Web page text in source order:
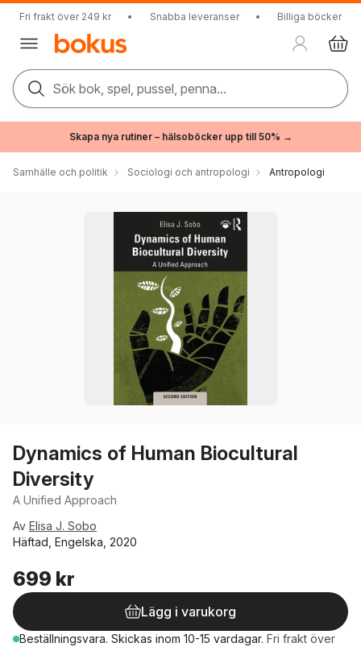
Fri frakt över 249 kr • Snabba leveranser • Billiga böcker
Sök bok, spel, pussel, penna...
Skapa nya rutiner – hälsoböcker upp till 50% →
Samhälle och politik Sociologi och antropologi Antropologi
Dynamics of Human Biocultural
Diversity
A Unified Approach
Av Elisa J. Sobo
Häftad, Engelska, 2020
699 kr
Lägg i varukorg
Beställningsvara. Skickas inom 10-15 vardagar. Fri frakt över